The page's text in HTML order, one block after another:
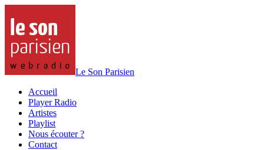
Le Son Parisien
Accueil
Player Radio
Artistes
Playlist
Nous écouter ?
Contact